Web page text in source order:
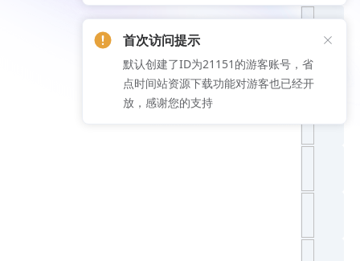
首次访问提示
默认创建了ID为21151的游客账号，省
点时间站资源下载功能对游客也已经开
放，感谢您的支持